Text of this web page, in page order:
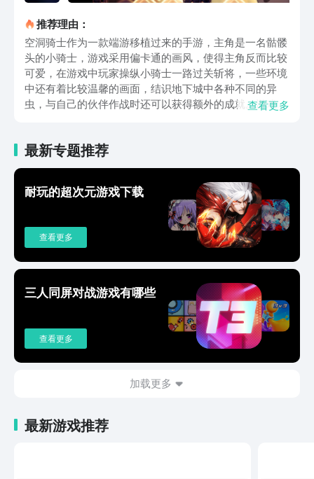
推荐理由：
空洞骑士作为一款端游移植过来的手游，主角是一名骷髅
头的小骑士，游戏采用偏卡通的画风，使得主角反而比较
可爱，在游戏中玩家操纵小骑士一路过关斩将，一些环境
中还有着比较温馨的画面，结识地下城中各种不同的异
虫，与自己的伙伴作战时还可以获得额外的成就。游戏中
真相的冒险，还可以在一些彩蛋中触发更多游戏故事背景
下的奥秘。游戏中设置多个地图供玩家体验，有着不同的
游戏感受。游戏中采用随即道具的模式，让玩家在冒险中
充满新奇的体验，在不同场景中可能触发不同的战斗技能
可以与同行的伙伴更轻松地战斗。游戏设置有多个关卡与
各种丰富的成就，玩家可以在游戏的途中尝试获得各种有
趣的成就，从而增加游戏的趣味性。游戏中简单的游戏玩
搭配使用可以打败敌人并跳过一些复杂的地形，在怪物帮
助玩家获得更多天赋的同时，玩家可以自由选择自己的天
赋线路，搭配出符合自己战斗习惯的天赋树。快来体验
吧。相信上述的介绍已经让玩家们了解游戏的大概玩法，
今天关于空洞骑士下载手机版正版2022的介绍到这里就
结束了，玩家们对这款游戏感兴趣的话可以点击上方链接
进行下载。
查看更多
最新专题推荐
耐玩的超次元游戏下载
查看更多
三人同屏对战游戏有哪些
查看更多
加载更多
最新游戏推荐